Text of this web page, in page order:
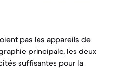
pas les appareils de
principale, les deux
suffisantes pour la